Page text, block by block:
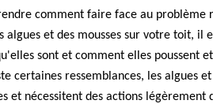
comment faire face au problème
algues et des mousses sur votre toit, il
sont et comment elles poussent
certaines ressemblances, les algues
et nécessitent des actions légèrement